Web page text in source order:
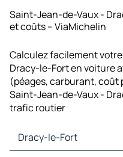
Saint-Jean-de-Vaux -
et coûts – ViaMichelin
Calculez facilement
Dracy-le-Fort en voiture
(péages, carburant, coût
Saint-Jean-de-Vaux -
trafic routier
Dracy-le-Fort